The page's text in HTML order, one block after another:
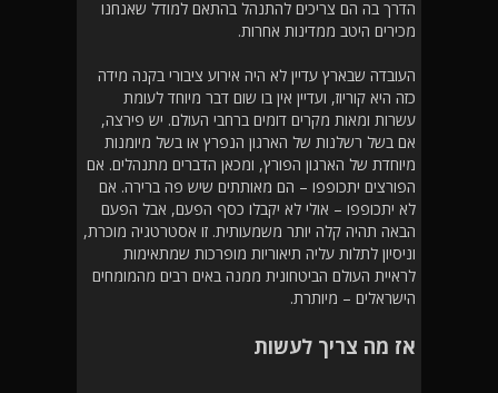
הדרך בה הם צריכים להתנהל בהתאם למודל שאנחנו
מכירים היטב ממדינות אחרות.
העובדה שבארץ עדיין לא היה אירוע ציבורי בקנה מידה
כזה היא קוריוז, ועדיין אין בו שום דבר מיוחד לעומת
עשרות ומאות מקרים דומים ברחבי העולם. יש פירצה,
אם בשל רשלנות של הארגון הנפרץ או בשל מיומנות
מיוחדת של הארגון הפורץ, ומכאן הדברים מתנהלים. אם
הפורצים יתכופפו – הם מאותתים שיש פה ברירה. אם
לא יתכופפו – אולי לא יקבלו כסף הפעם, אבל הפעם
הבאה תהיה קלה יותר משמעותית. זו אסטרטגיה מוכרת,
וניסיון לתלות עליה תיאוריות מופרכות שמתאימות
לראיית העולם הביטחונית ממנה באים רבים מהמומחים
הישראלים – מיותרת.
אז מה צריך לעשות